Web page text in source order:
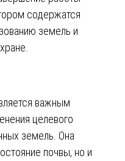
содержатся
земель и
важным
целевого
земель. Она
почвы, но и